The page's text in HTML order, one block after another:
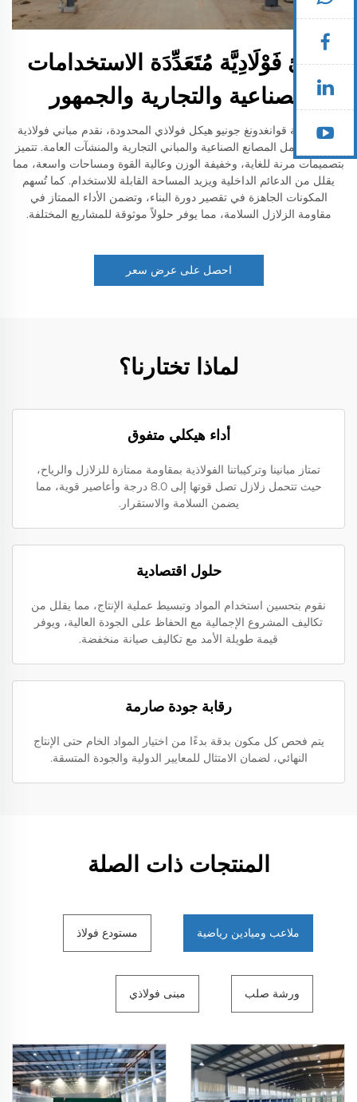
مُبَنىً فَوْلَادِيَّة مُتَعَدِّدَة الاستخدامات
للصناعية والتجارية والجمهور
نحن شركة قوانغدونغ جونيو هيكل فولاذي المحدودة، نقدم مباني فولاذية
متنوعة تشمل المصانع الصناعية والمباني التجارية والمنشآت العامة. تتميز
بتصميمات مرنة للغاية، وخفيفة الوزن وعالية القوة ومساحات واسعة، مما
يقلل من الدعائم الداخلية ويزيد المساحة القابلة للاستخدام. كما تُسهم
المكونات الجاهزة في تقصير دورة البناء، وتضمن الأداء الممتاز في
مقاومة الزلازل السلامة، مما يوفر حلولاً موثوقة للمشاريع المختلفة.
احصل على عرض سعر
لماذا تختارنا؟
أداء هيكلي متفوق
تمتاز مبانينا وتركيباتنا الفولاذية بمقاومة ممتازة للزلازل والرياح،
حيث تتحمل زلازل تصل قوتها إلى 8.0 درجة وأعاصير قوية، مما
يضمن السلامة والاستقرار.
حلول اقتصادية
نقوم بتحسين استخدام المواد وتبسيط عملية الإنتاج، مما يقلل من
تكاليف المشروع الإجمالية مع الحفاظ على الجودة العالية، ويوفر
قيمة طويلة الأمد مع تكاليف صيانة منخفضة.
رقابة جودة صارمة
يتم فحص كل مكون بدقة بدءًا من اختيار المواد الخام حتى الإنتاج
النهائي، لضمان الامتثال للمعايير الدولية والجودة المتسقة.
المنتجات ذات الصلة
ملاعب وميادين رياضية مستودع فولاذ
ورشة صلب مبنى فولاذي